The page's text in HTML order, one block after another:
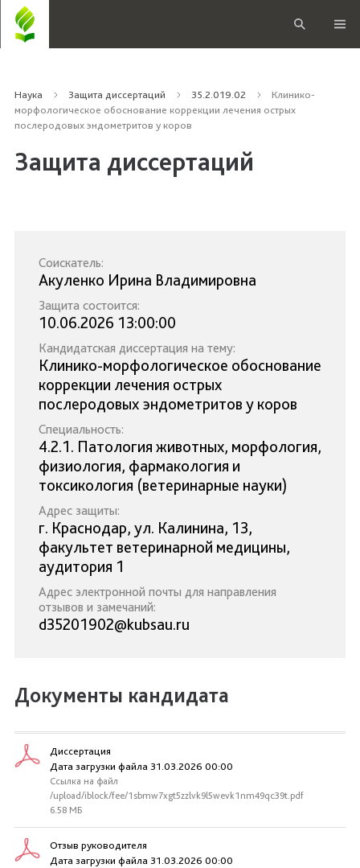
Наука Защита диссертаций 35.2.019.02
Клинико-
морфологическое обоснование коррекции лечения острых
послеродовых эндометритов у коров
Защита диссертаций
Соискатель:
Акуленко Ирина Владимировна
Защита состоится:
10.06.2026 13:00:00
Кандидатская диссертация на тему:
Клинико-морфологическое обоснование
коррекции лечения острых
послеродовых эндометритов у коров
Специальность:
4.2.1. Патология животных, морфология,
физиология, фармакология и
токсикология (ветеринарные науки)
Адрес защиты:
г. Краснодар, ул. Калинина, 13,
факультет ветеринарной медицины,
аудитория 1
Адрес электронной почты для направления
отзывов и замечаний:
d35201902@kubsau.ru
Документы кандидата
Диссертация
Дата загрузки файла 31.03.2026 00:00
Ссылка на файл
/upload/iblock/fee/1sbmw7xgt5zzlvk9l5wevk1nm49qc39t.pdf
6.58 МБ
Отзыв руководителя
Дата загрузки файла 31.03.2026 00:00